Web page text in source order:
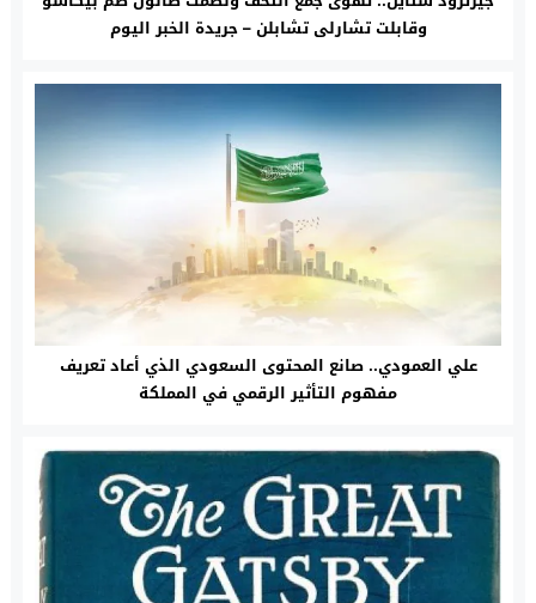
وقابلت تشارلى تشابلن – جريدة الخبر اليوم
علي العمودي.. صانع المحتوى السعودي الذي أعاد تعريف
مفهوم التأثير الرقمي في المملكة